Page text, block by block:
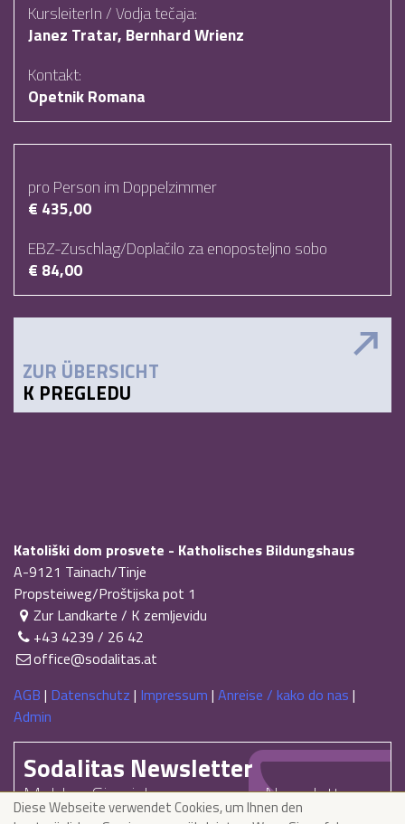
KursleiterIn / Vodja tečaja:
Janez Tratar, Bernhard Wrienz
Kontakt:
Opetnik Romana
pro Person im Doppelzimmer
€ 435,00
EBZ-Zuschlag/Doplačilo za enoposteljno sobo
€ 84,00
ZUR ÜBERSICHT
K PREGLEDU
Katoliški dom prosvete - Katholisches Bildungshaus
A-9121 Tainach/Tinje
Propsteiweg/Proštijska pot 1
Zur Landkarte / K zemljevidu
+43 4239 / 26 42
office@sodalitas.at
AGB | Datenschutz | Impressum | Anreise / kako do nas |
Admin
Sodalitas Newsletter
Melden Sie sich zu unserem Newsletter
Diese Webseite verwendet Cookies, um Ihnen den